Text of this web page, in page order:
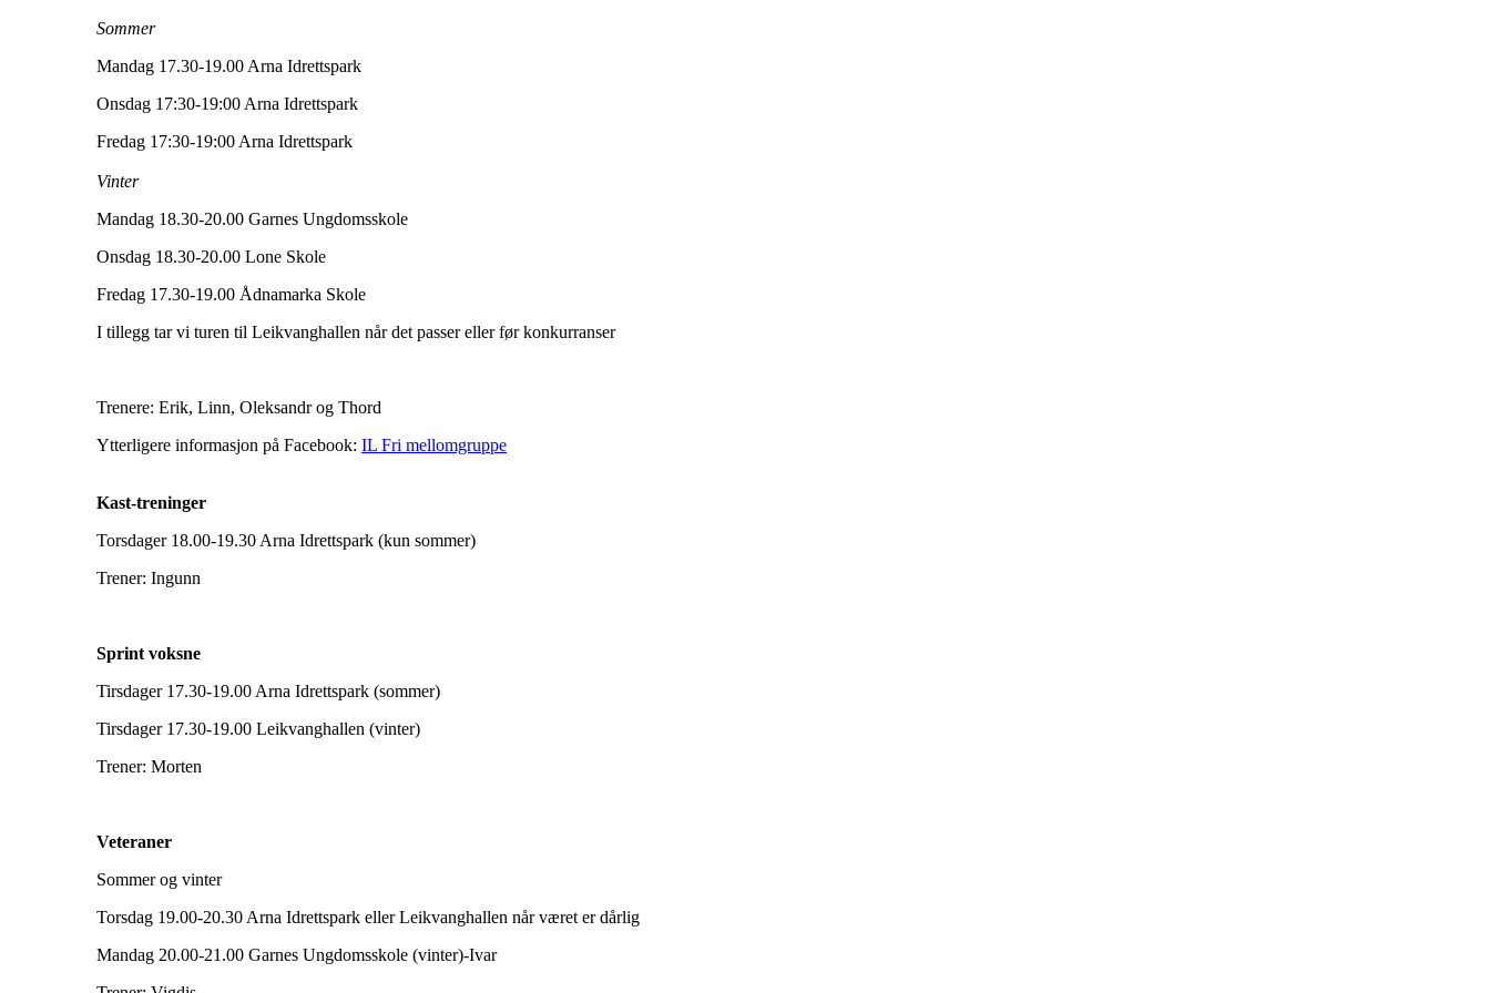
Sommer
Mandag 17.30-19.00 Arna Idrettspark
Onsdag 17:30-19:00 Arna Idrettspark
Fredag 17:30-19:00 Arna Idrettspark
Vinter
Mandag 18.30-20.00 Garnes Ungdomsskole
Onsdag 18.30-20.00 Lone Skole
Fredag 17.30-19.00 Ådnamarka Skole
I tillegg tar vi turen til Leikvanghallen når det passer eller før konkurranser
Trenere: Erik, Linn, Oleksandr og Thord
Ytterligere informasjon på Facebook: IL Fri mellomgruppe
Kast-treninger
Torsdager 18.00-19.30 Arna Idrettspark (kun sommer)
Trener: Ingunn
Sprint voksne
Tirsdager 17.30-19.00 Arna Idrettspark (sommer)
Tirsdager 17.30-19.00 Leikvanghallen (vinter)
Trener: Morten
Veteraner
Sommer og vinter
Torsdag 19.00-20.30 Arna Idrettspark eller Leikvanghallen når været er dårlig
Mandag 20.00-21.00 Garnes Ungdomsskole (vinter)-Ivar